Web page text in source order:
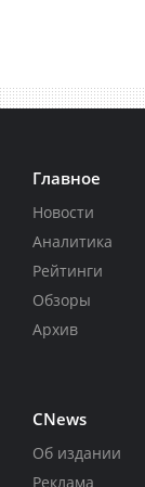
Главное
Новости
Аналитика
Рейтинги
Обзоры
Архив
CNews
Об издании
Реклама